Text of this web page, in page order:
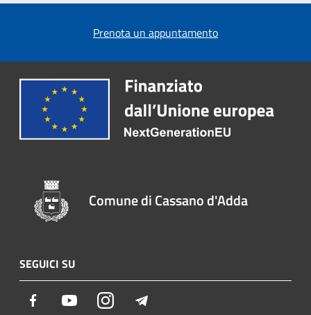
Prenota un appuntamento
Comune di Cassano d'Adda
SEGUICI SU
Facebook YoutubeInstagram